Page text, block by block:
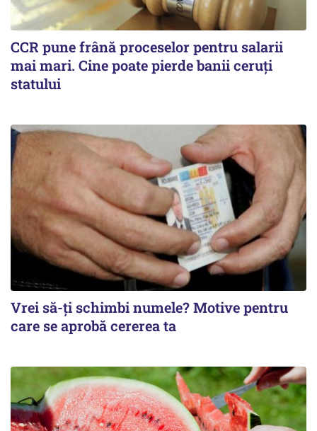
CCR pune frână proceselor pentru salarii
mai mari. Cine poate pierde banii ceruți
statului
Vrei să-ți schimbi numele? Motive pentru
care se aprobă cererea ta